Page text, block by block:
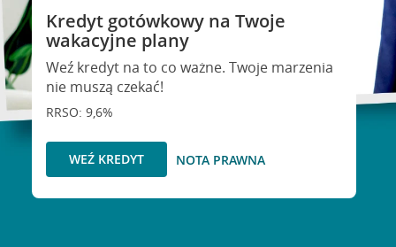
Kredyt gotówkowy na Twoje
wakacyjne plany
Weź kredyt na to co ważne. Twoje marzenia
nie muszą czekać!
RRSO: 9,6%
WEŹ KREDYT NOTA PRAWNA